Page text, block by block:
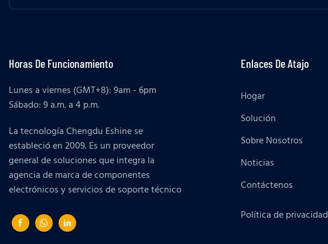
Horas De Funcionamiento
Lunes a viernes (GMT+8): 9am - 6pm
Sábado: 9 a.m. a 4 p.m.
La tecnología Chengdu Eshine se
estableció en 2009. Es un proveedor
general de soluciones que integra la
agencia de marca de componentes
electrónicos y servicios de soporte técnico
Enlaces De Atajo
Hogar
Solución
Sobre Nosotros
Noticias
Contáctenos
Política de privacidad